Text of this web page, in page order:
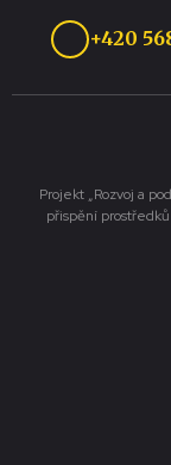
+420
Projekt „Rozvoj a
přispění